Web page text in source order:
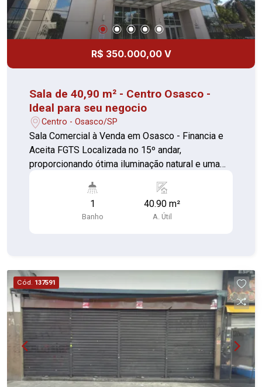
R$ 350.000,00 V
Sala de 40,90 m² - Centro Osasco -
Ideal para seu negocio
Centro - Osasco/SP
Sala Comercial à Venda em Osasco - Financia e
Aceita FGTS Localizada no 15º andar,
proporcionando ótima iluminação natural e uma
(piso cerâmica) 01 vaga de garagem Localização
estratégica, próximo ao Centro de Osasco, com
cartórios, repartições públicas e diversos
comércios e serviços ao redor. Excelente
oportunidade para investir ou instalar sua
empresa em uma das regiões mais valorizadas
de Osasco! Ideal para profissionais liberais,
consultórios, escritórios ou investidores que
buscam um imóvel com excelente localização e
grande potencial de valorização.
1
Banho
40.90 m²
A. Útil
Cód. 137591